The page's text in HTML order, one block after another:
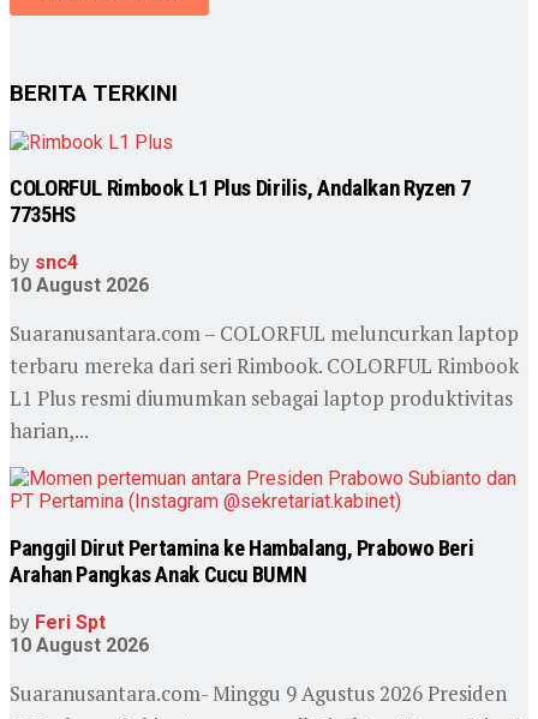
BERITA TERKINI
COLORFUL Rimbook L1 Plus Dirilis, Andalkan Ryzen 7
7735HS
by snc4
10 August 2026
Suaranusantara.com – COLORFUL meluncurkan laptop
terbaru mereka dari seri Rimbook. COLORFUL Rimbook
L1 Plus resmi diumumkan sebagai laptop produktivitas
harian,...
Panggil Dirut Pertamina ke Hambalang, Prabowo Beri
Arahan Pangkas Anak Cucu BUMN
by Feri Spt
10 August 2026
Suaranusantara.com- Minggu 9 Agustus 2026 Presiden